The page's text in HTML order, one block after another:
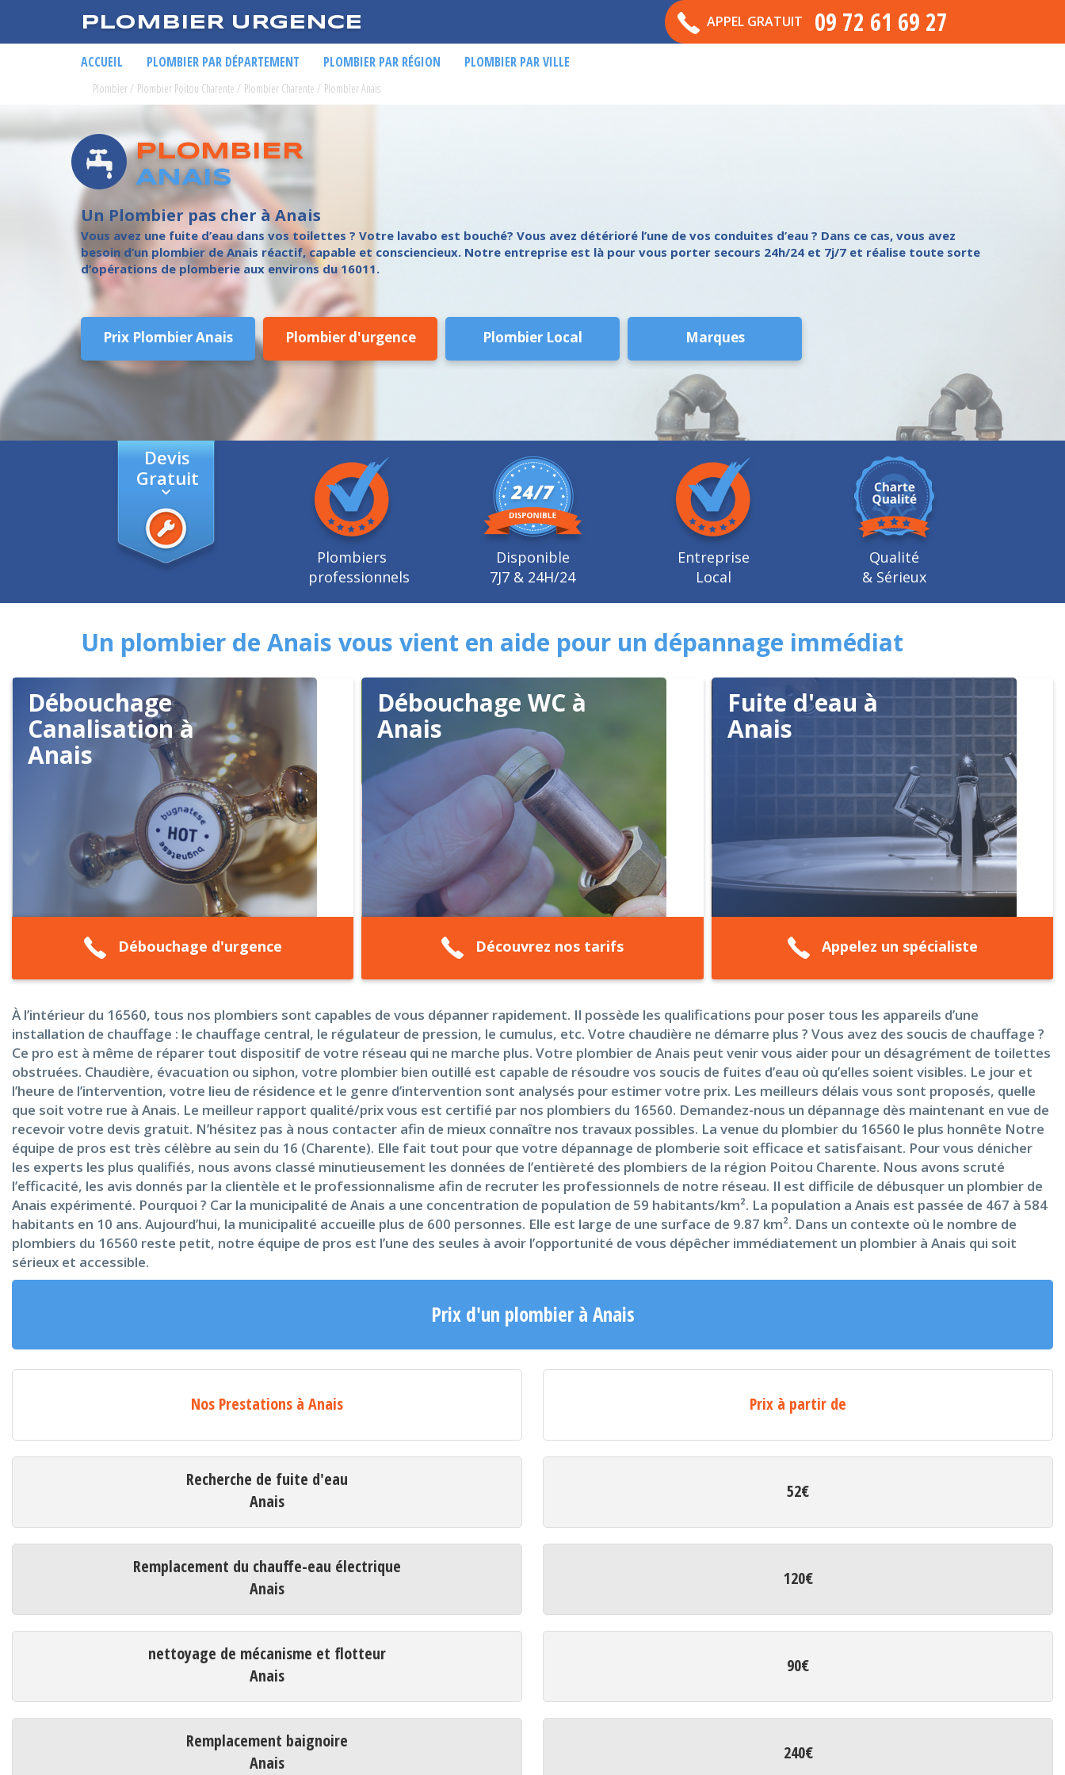
PLOMBIER URGENCE APPEL GRATUIT 09 72 61 69 27
ACCUEIL PLOMBIER PAR DÉPARTEMENT PLOMBIER PAR RÉGION PLOMBIER PAR VILLE
Plombier/ Plombier Poitou Charente / Plombier Charente / Plombier Anais
PLOMBIER
ANAIS
Un Plombier pas cher à Anais
Vous avez une fuite d’eau dans vos toilettes ? Votre lavabo est bouché? Vous avez détérioré l’une de vos conduites d’eau ? Dans ce cas, vous avez
besoin d’un plombier de Anais réactif, capable et consciencieux. Notre entreprise est là pour vous porter secours 24h/24 et 7j/7 et réalise toute sorte
d’opérations de plomberie aux environs du 16011.
Prix Plombier Anais Plombier d'urgence Plombier Local Marques
Devis
Gratuit
Plombiers
professionnels
Disponible
7J7 & 24H/24
Entreprise
Local
Qualité
& Sérieux
Un plombier de Anais vous vient en aide pour un dépannage immédiat
Débouchage
Canalisation à
Anais
Débouchage d'urgence
Débouchage WC à
Anais
Découvrez nos tarifs
Fuite d'eau à
Anais
Appelez un spécialiste
À l’intérieur du 16560, tous nos plombiers sont capables de vous dépanner rapidement. Il possède les qualifications pour poser tous les appareils d’une
installation de chauffage : le chauffage central, le régulateur de pression, le cumulus, etc. Votre chaudière ne démarre plus ? Vous avez des soucis de chauffage ?
Ce pro est à même de réparer tout dispositif de votre réseau qui ne marche plus. Votre plombier de Anais peut venir vous aider pour un désagrément de toilettes
obstruées. Chaudière, évacuation ou siphon, votre plombier bien outillé est capable de résoudre vos soucis de fuites d’eau où qu’elles soient visibles. Le jour et
l’heure de l’intervention, votre lieu de résidence et le genre d’intervention sont analysés pour estimer votre prix. Les meilleurs délais vous sont proposés, quelle
que soit votre rue à Anais. Le meilleur rapport qualité/prix vous est certifié par nos plombiers du 16560. Demandez-nous un dépannage dès maintenant en vue de
recevoir votre devis gratuit. N’hésitez pas à nous contacter afin de mieux connaître nos travaux possibles. La venue du plombier du 16560 le plus honnête Notre
équipe de pros est très célèbre au sein du 16 (Charente). Elle fait tout pour que votre dépannage de plomberie soit efficace et satisfaisant. Pour vous dénicher
les experts les plus qualifiés, nous avons classé minutieusement les données de l’entièreté des plombiers de la région Poitou Charente. Nous avons scruté
l’efficacité, les avis donnés par la clientèle et le professionnalisme afin de recruter les professionnels de notre réseau. Il est difficile de débusquer un plombier de
Anais expérimenté. Pourquoi ? Car la municipalité de Anais a une concentration de population de 59 habitants/km². La population a Anais est passée de 467 à 584
habitants en 10 ans. Aujourd’hui, la municipalité accueille plus de 600 personnes. Elle est large de une surface de 9.87 km². Dans un contexte où le nombre de
plombiers du 16560 reste petit, notre équipe de pros est l’une des seules à avoir l’opportunité de vous dépêcher immédiatement un plombier à Anais qui soit
sérieux et accessible.
Prix d'un plombier à Anais
Nos Prestations à Anais Prix à partir de
Recherche de fuite d'eau
Anais
52€
Remplacement du chauffe-eau électrique
Anais
120€
nettoyage de mécanisme et flotteur
Anais
90€
Remplacement baignoire
Anais
240€